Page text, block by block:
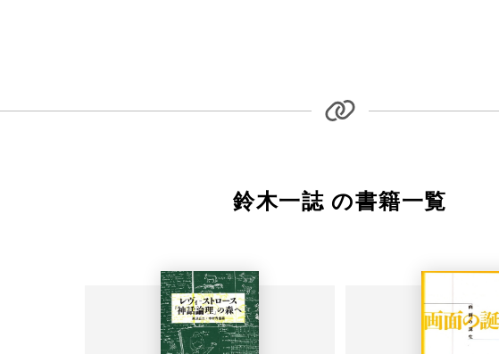
鈴木一誌 の書籍一覧